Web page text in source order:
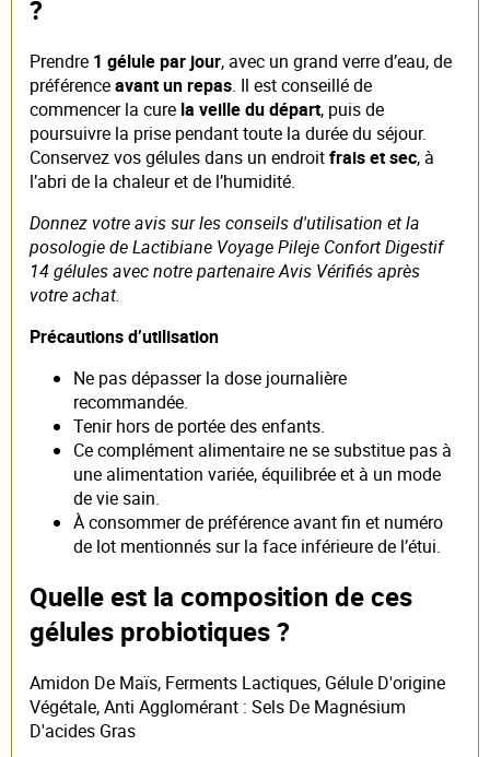
?
Prendre 1 gélule par jour, avec un grand verre d’eau, de
préférenceavant un repas. Il est conseillé de
commencer la cure la veille du départ, puis de
poursuivre la prise pendant toute la durée du séjour.
Conservez vos gélules dans un endroitfrais et sec, à
l’abri de la chaleur et de l’humidité.
Donnez votre avis sur les conseils d'utilisation et la
posologie de Lactibiane Voyage Pileje Confort Digestif
14 gélules avec notre partenaire Avis Vérifiés après
votre achat.
Précautions d’utilisation
Ne pas dépasser la dose journalière
recommandée.
Tenir hors de portée des enfants.
Ce complément alimentaire ne se substitue pas à
une alimentation variée, équilibrée et à un mode
de vie sain.
À consommer de préférence avant fin et numéro
de lot mentionnés sur la face inférieure de l’étui.
Quelle est la composition de ces
gélules probiotiques ?
Amidon De Maïs, Ferments Lactiques, Gélule D'origine
Végétale, Anti Agglomérant : Sels De Magnésium
D'acides Gras